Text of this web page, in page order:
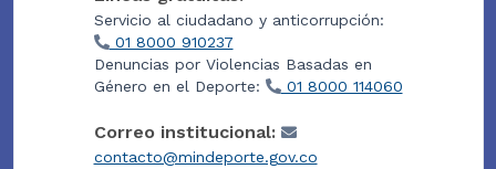
Servicio al ciudadano y anticorrupción:
01 8000 910237
Denuncias por Violencias Basadas en
Género en el Deporte:
01 8000 114060
Correo institucional:
contacto@mindeporte.gov.co